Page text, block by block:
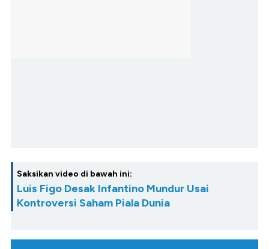
Saksikan video di bawah ini:
Luis Figo Desak Infantino Mundur Usai
Kontroversi Saham Piala Dunia